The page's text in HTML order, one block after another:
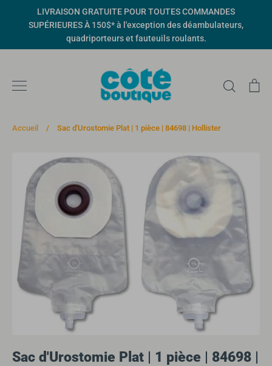
LIVRAISON GRATUITE POUR TOUTES COMMANDES
SUPÉRIEURES À 150$* à l'exception des déambulateurs,
quadriporteurs et fauteuils roulants.
Accueil / Sac d'Urostomie Plat | 1 pièce | 84698 | Hollister
Sac d'Urostomie Plat | 1 pièce | 84698 |